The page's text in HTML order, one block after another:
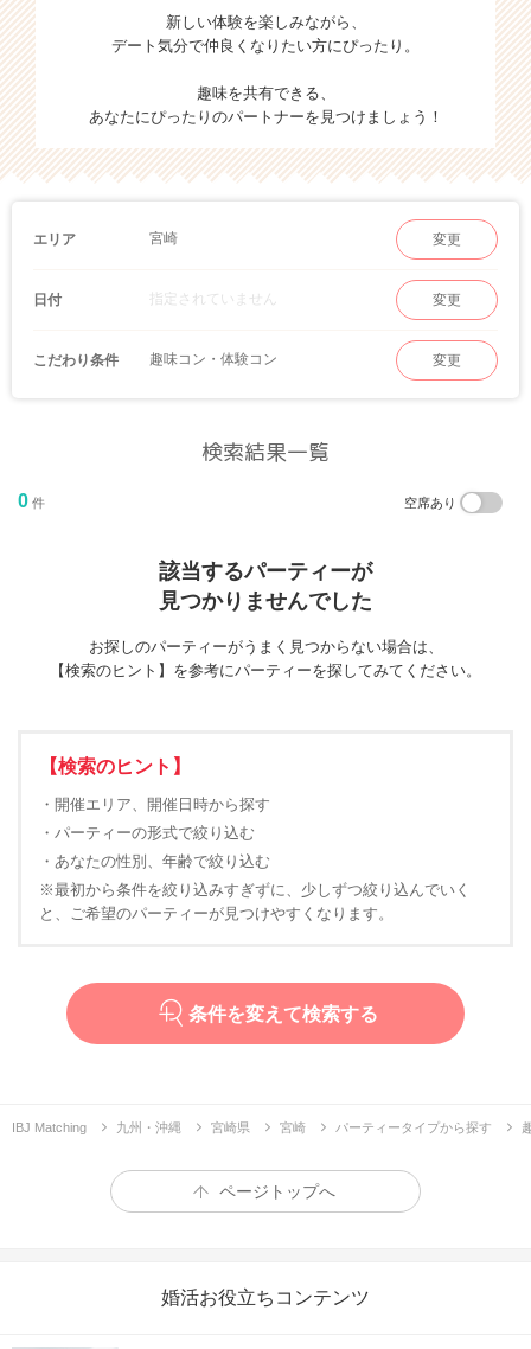
新しい体験を楽しみながら、
デート気分で仲良くなりたい方にぴったり。
趣味を共有できる、
あなたにぴったりのパートナーを見つけましょう！
エリア 宮崎 変更
日付 指定されていません 変更
こだわり条件 趣味コン・体験コン 変更
検索結果一覧
0 件 空席あり
該当するパーティーが
見つかりませんでした
お探しのパーティーがうまく見つからない場合は、
【検索のヒント】を参考にパーティーを探してみてください。
【検索のヒント】
・開催エリア、開催日時から探す
・パーティーの形式で絞り込む
・あなたの性別、年齢で絞り込む
※最初から条件を絞り込みすぎずに、少しずつ絞り込んでいく
と、ご希望のパーティーが見つけやすくなります。
条件を変えて検索する
IBJ Matching 九州・沖縄 宮崎県 宮崎 パーティータイプから探す
ページトップへ
婚活お役立ちコンテンツ